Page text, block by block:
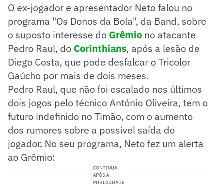
O ex-jogador e apresentador Neto falou no
programa "Os Donos da Bola", da Band, sobre
o suposto interesse do Grêmio no atacante
Pedro Raul, do Corinthians, após a lesão de
Diego Costa, que pode desfalcar o Tricolor
Gaúcho por mais de dois meses.
Pedro Raul, que não foi escalado nos últimos
dois jogos pelo técnico António Oliveira, tem o
futuro indefinido no Timão, com o aumento
dos rumores sobre a possível saída do
jogador. No seu programa, Neto fez um alerta
ao Grêmio:
CONTINUA
APÓS A
PUBLICIDADE